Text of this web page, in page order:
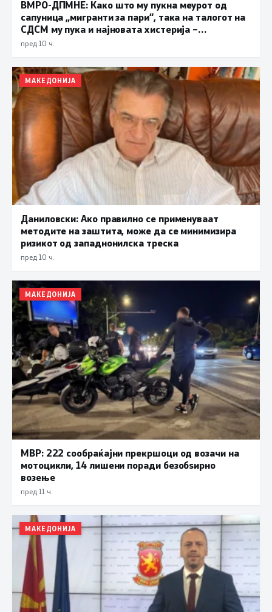
ВМРО-ДПМНЕ: Како што му пукна меурот од
сапуница „мигранти за пари“, така на талогот на
СДСМ му пука и најновата хистерија –
прифаќање на француски предлог
пред 10 ч.
МАКЕДОНИЈА
Даниловски: Ако правилно се применуваат
методите на заштита, може да се минимизира
ризикот од западнонилска треска
пред 10 ч.
МАКЕДОНИЈА
МВР: 222 сообраќајни прекршоци од возачи на
мотоцикли, 14 лишени поради безобѕирно
возење
пред 11 ч.
МАКЕДОНИЈА